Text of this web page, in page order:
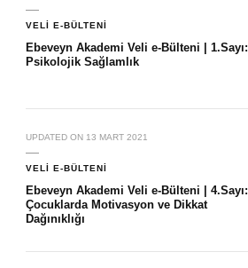
VELI E-BÜLTENI
Ebeveyn Akademi Veli e-Bülteni | 1.Sayı:
Psikolojik Sağlamlık
UPDATED ON 13 MART 2021
VELI E-BÜLTENI
Ebeveyn Akademi Veli e-Bülteni | 4.Sayı:
Çocuklarda Motivasyon ve Dikkat
Dağınıklığı